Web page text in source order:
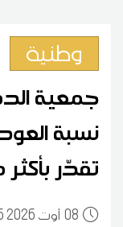
وطنية
جمعية
نسبة
تقدّر بأكثر من 30
0820:15 2026 أوت